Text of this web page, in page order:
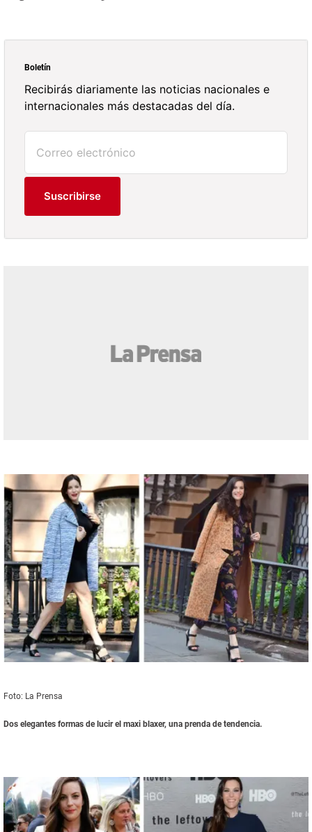
Boletín
Recibirás diariamente las noticias nacionales e
internacionales más destacadas del día.
Suscribirse
Foto: La Prensa
Dos elegantes formas de lucir el maxi blaxer, una prenda de tendencia.